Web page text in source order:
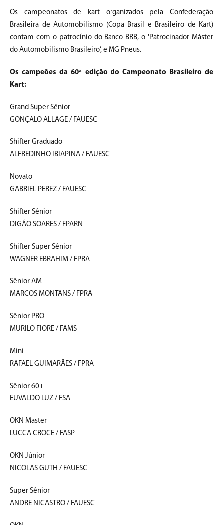
Os campeonatos de kart organizados pela Confederação
Brasileira de Automobilismo (Copa Brasil e Brasileiro de Kart)
contam com o patrocínio do Banco BRB, o 'Patrocinador Máster
do Automobilismo Brasileiro', e MG Pneus.
Os campeões da 60ª edição do Campeonato Brasileiro de
Kart:
Grand Super Sênior
GONÇALO ALLAGE / FAUESC
Shifter Graduado
ALFREDINHO IBIAPINA / FAUESC
Novato
GABRIEL PEREZ / FAUESC
Shifter Sênior
DIGÃO SOARES / FPARN
Shifter Super Sênior
WAGNER EBRAHIM / FPRA
Sênior AM
MARCOS MONTANS / FPRA
Sênior PRO
MURILO FIORE / FAMS
Mini
RAFAEL GUIMARÃES / FPRA
Sênior 60+
EUVALDO LUZ / FSA
OKN Master
LUCCA CROCE / FASP
OKN Júnior
NICOLAS GUTH / FAUESC
Super Sênior
ANDRE NICASTRO / FAUESC